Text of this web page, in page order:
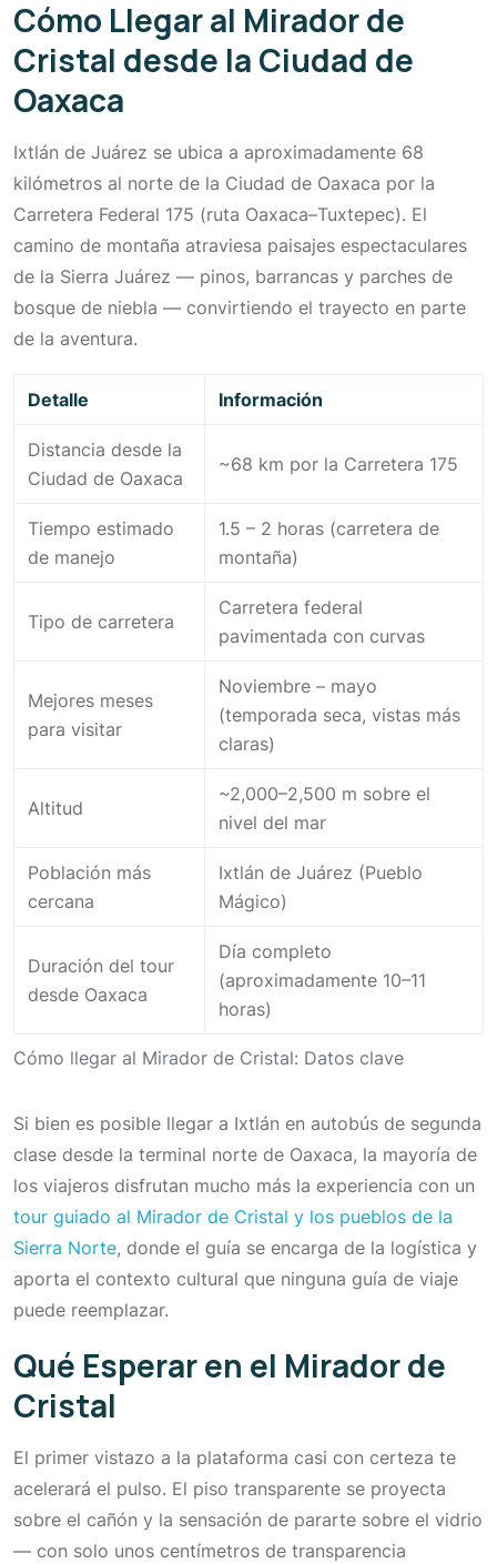
Cómo Llegar al Mirador de
Cristal desde la Ciudad de
Oaxaca
Ixtlán de Juárez se ubica a aproximadamente 68
kilómetros al norte de la Ciudad de Oaxaca por la
Carretera Federal 175 (ruta Oaxaca–Tuxtepec). El
camino de montaña atraviesa paisajes espectaculares
de la Sierra Juárez — pinos, barrancas y parches de
bosque de niebla — convirtiendo el trayecto en parte
de la aventura.
Cómo llegar al Mirador de Cristal: Datos clave
Detalle Información
Distancia desde la
Ciudad de Oaxaca
~68 km por la Carretera 175
Tiempo estimado
de manejo
1.5 – 2 horas (carretera de
montaña)
Tipo de carretera
Carretera federal
pavimentada con curvas
Mejores meses
para visitar
Noviembre – mayo
(temporada seca, vistas más
claras)
Altitud
~2,000–2,500 m sobre el
nivel del mar
Población más
cercana
Ixtlán de Juárez (Pueblo
Mágico)
Duración del tour
desde Oaxaca
Día completo
(aproximadamente 10–11
horas)
Si bien es posible llegar a Ixtlán en autobús de segunda
clase desde la terminal norte de Oaxaca, la mayoría de
los viajeros disfrutan mucho más la experiencia con un
tour guiado al Mirador de Cristal y los pueblos de la
Sierra Norte, donde el guía se encarga de la logística y
aporta el contexto cultural que ninguna guía de viaje
puede reemplazar.
Qué Esperar en el Mirador de
Cristal
El primer vistazo a la plataforma casi con certeza te
acelerará el pulso. El piso transparente se proyecta
sobre el cañón y la sensación de pararte sobre el vidrio
— con solo unos centímetros de transparencia